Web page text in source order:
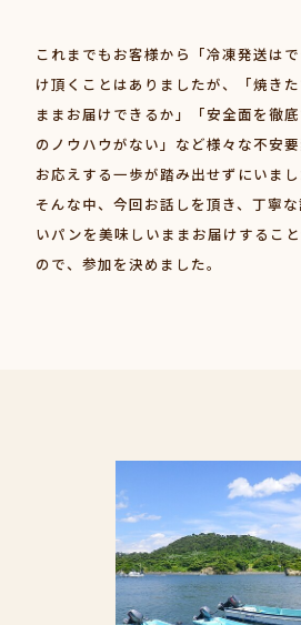
これまでもお客様から「冷凍発送は
け頂くことはありましたが、「焼き
ままお届けできるか」「安全面を徹
のノウハウがない」など様々な不安
お応えする一歩が踏み出せずにいまし
そんな中、今回お話しを頂き、丁寧
いパンを美味しいままお届けするこ
ので、参加を決めました。